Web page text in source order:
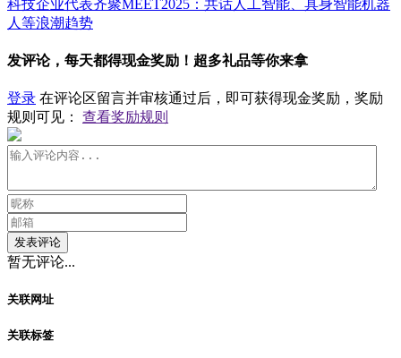
科技企业代表齐聚MEET2025：共话人工智能、具身智能机器
人等浪潮趋势
发评论，每天都得现金奖励！超多礼品等你来拿
登录 在评论区留言并审核通过后，即可获得现金奖励，奖励
规则可见： 查看奖励规则
发表评论
暂无评论...
关联网址
关联标签